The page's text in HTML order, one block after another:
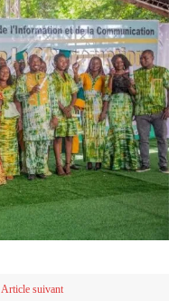
Article suivant